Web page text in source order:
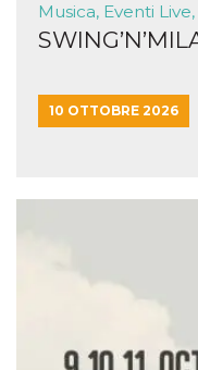
Musica, Eventi
10 OTTOBRE 2026